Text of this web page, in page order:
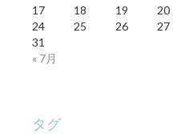
« 7月
17
18 19 20
24
25 26 27
31
タグ